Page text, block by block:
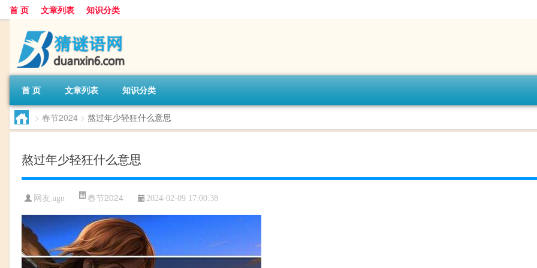
首 页 文章列表 知识分类
首 页 文章列表 知识分类
> 春节2024 > 熬过年少轻狂什么意思
熬过年少轻狂什么意思
网友:agn 春节2024 2024-02-09 17:00:38